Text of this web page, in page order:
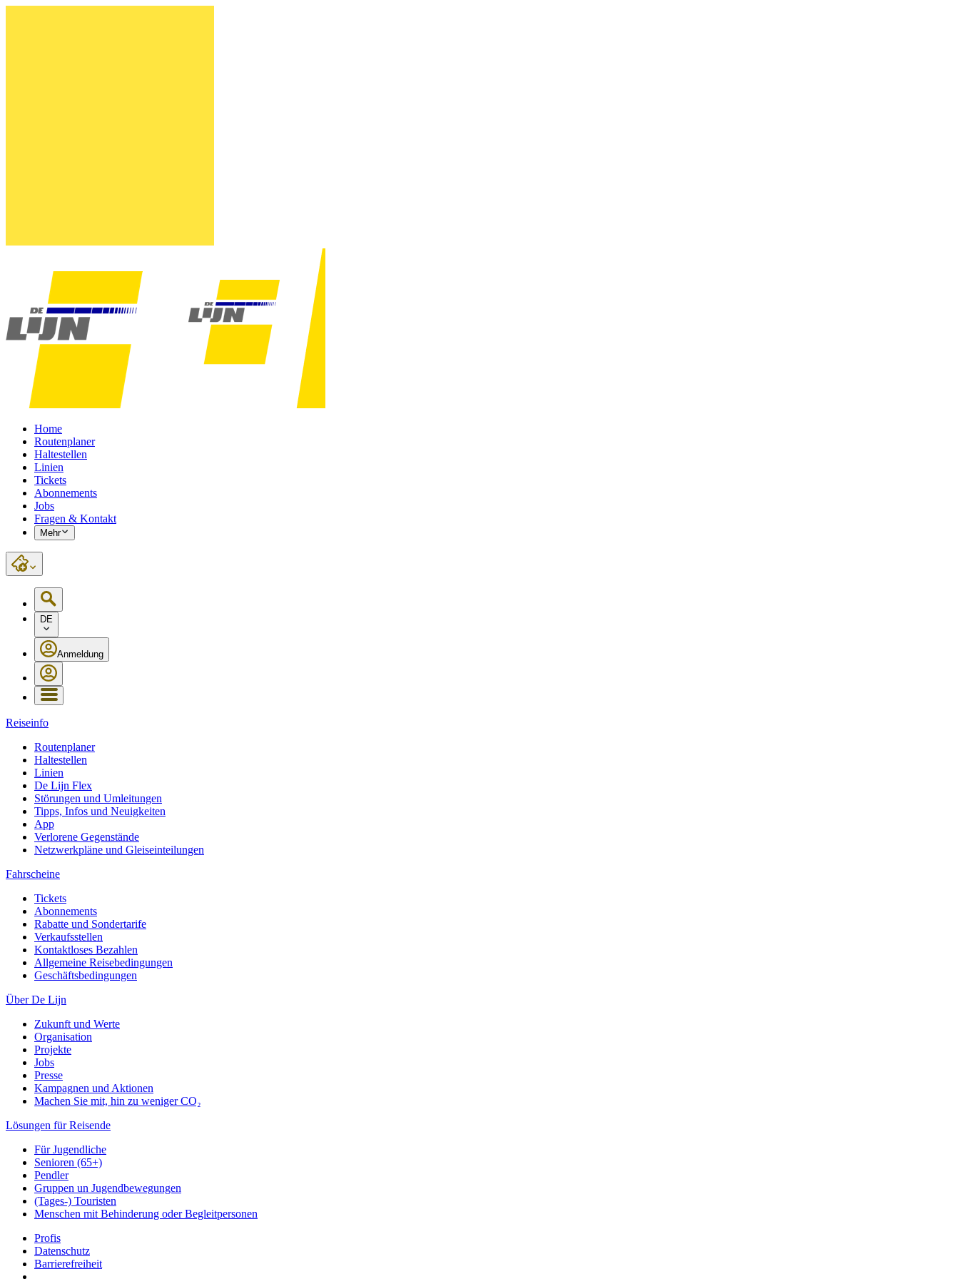
Home
Routenplaner
Haltestellen
Linien
Tickets
Abonnements
Jobs
Fragen & Kontakt
Mehr
DE
Anmeldung
Reiseinfo
Routenplaner
Haltestellen
Linien
De Lijn Flex
Störungen und Umleitungen
Tipps, Infos und Neuigkeiten
App
Verlorene Gegenstände
Netzwerkpläne und Gleiseinteilungen
Fahrscheine
Tickets
Abonnements
Rabatte und Sondertarife
Verkaufsstellen
Kontaktloses Bezahlen
Allgemeine Reisebedingungen
Geschäftsbedingungen
Über De Lijn
Zukunft und Werte
Organisation
Projekte
Jobs
Presse
Kampagnen und Aktionen
Machen Sie mit, hin zu weniger CO₂
Lösungen für Reisende
Für Jugendliche
Senioren (65+)
Pendler
Gruppen un Jugendbewegungen
(Tages-) Touristen
Menschen mit Behinderung oder Begleitpersonen
Profis
Datenschutz
Barrierefreiheit